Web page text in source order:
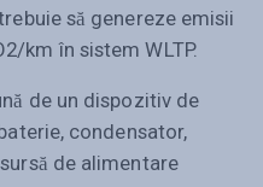
să genereze emisii
km în sistem WLTP.
de un dispozitiv de
condensator,
de alimentare